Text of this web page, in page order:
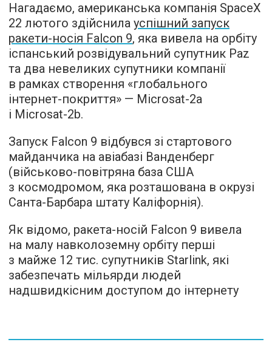
Нагадаємо, американська компанія SpaceX
22 лютого здійснила успішний запуск
ракети-носія Falcon 9, яка вивела на орбіту
іспанський розвідувальний супутник Paz
та два невеликих супутники компанії
в рамках створення «глобального
інтернет-покриття» — Microsat-2a
і Microsat-2b.
Запуск Falcon 9 відбувся зі стартового
майданчика на авіабазі Ванденберг
(військово-повітряна база США
з космодромом, яка розташована в окрузі
Санта-Барбара штату Каліфорнія).
Як відомо, ракета-носій Falcon 9 вивела
на малу навколоземну орбіту перші
з майже 12 тис. супутників Starlink, які
забезпечать мільярди людей
надшвидкісним доступом до інтернету